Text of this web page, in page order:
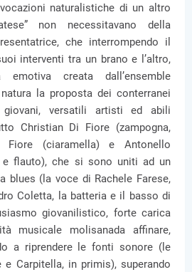
naturalistiche di un altro
non necessitavano della
che interrompendo il
interventi tra un brano e l’altro,
emotiva creata dall’ensemble
la proposta dei conterranei
versatili artisti ed abili
Christian Di Fiore (zampogna,
(ciaramella) e Antonello
e flauto), che si sono uniti ad un
blues (la voce di Rachele Farese,
Coletta, la batteria e il basso di
giovanilistico, forte carica
musicale molisanada affinare,
a riprendere le fonti sonore (le
e Carpitella, in primis), superando